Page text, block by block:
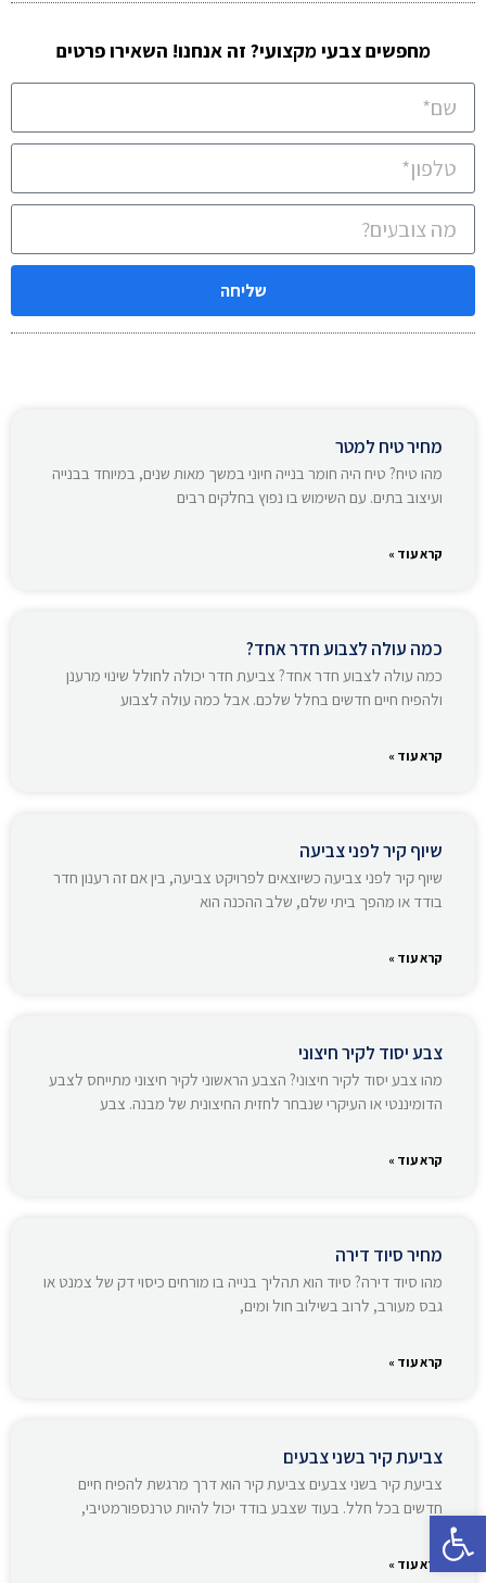
מחפשים צבעי מקצועי? זה אנחנו! השאירו פרטים
שליחה
מחיר טיח למטר
מהו טיח? טיח היה חומר בנייה חיוני במשך מאות שנים, במיוחד בבנייה
ועיצוב בתים. עם השימוש בו נפוץ בחלקים רבים
קרא עוד »
כמה עולה לצבוע חדר אחד?
כמה עולה לצבוע חדר אחד? צביעת חדר יכולה לחולל שינוי מרענן
ולהפיח חיים חדשים בחלל שלכם. אבל כמה עולה לצבוע
קרא עוד »
שיוף קיר לפני צביעה
שיוף קיר לפני צביעה כשיוצאים לפרויקט צביעה, בין אם זה רענון חדר
בודד או מהפך ביתי שלם, שלב ההכנה הוא
קרא עוד »
צבע יסוד לקיר חיצוני
מהו צבע יסוד לקיר חיצוני? הצבע הראשוני לקיר חיצוני מתייחס לצבע
הדומיננטי או העיקרי שנבחר לחזית החיצונית של מבנה. צבע
קרא עוד »
מחיר סיוד דירה
מהו סיוד דירה? סיוד הוא תהליך בנייה בו מורחים כיסוי דק של צמנט או
גבס מעורב, לרוב בשילוב חול ומים,
קרא עוד »
צביעת קיר בשני צבעים
צביעת קיר בשני צבעים צביעת קיר הוא דרך מרגשת להפיח חיים
חדשים בכל חלל. בעוד שצבע בודד יכול להיות טרנספורמטיבי,
קרא עוד »
פתח סרגל נגישות